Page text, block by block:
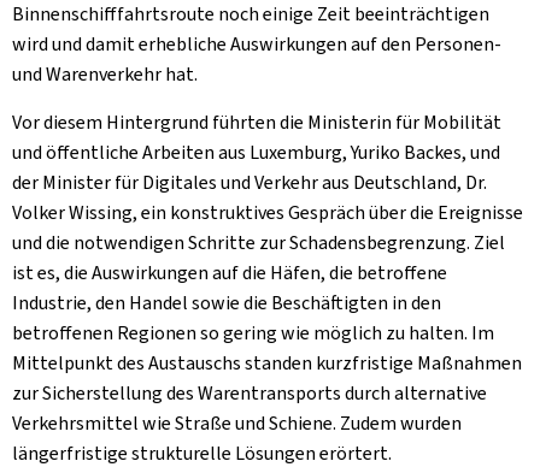
Binnenschifffahrtsroute noch einige Zeit beeinträchtigen
wird und damit erhebliche Auswirkungen auf den Personen-
und Warenverkehr hat.
Vor diesem Hintergrund führten die Ministerin für Mobilität
und öffentliche Arbeiten aus Luxemburg, Yuriko Backes, und
der Minister für Digitales und Verkehr aus Deutschland, Dr.
Volker Wissing, ein konstruktives Gespräch über die Ereignisse
und die notwendigen Schritte zur Schadensbegrenzung. Ziel
ist es, die Auswirkungen auf die Häfen, die betroffene
Industrie, den Handel sowie die Beschäftigten in den
betroffenen Regionen so gering wie möglich zu halten. Im
Mittelpunkt des Austauschs standen kurzfristige Maßnahmen
zur Sicherstellung des Warentransports durch alternative
Verkehrsmittel wie Straße und Schiene. Zudem wurden
längerfristige strukturelle Lösungen erörtert.